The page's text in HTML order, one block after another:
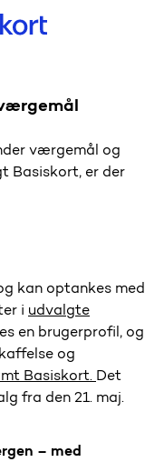
værgemål
og
Basiskort, er der
kan optankes med
i udvalgte
en brugerprofil , og
og
Basiskort. Det
fra den 21. maj.
– med